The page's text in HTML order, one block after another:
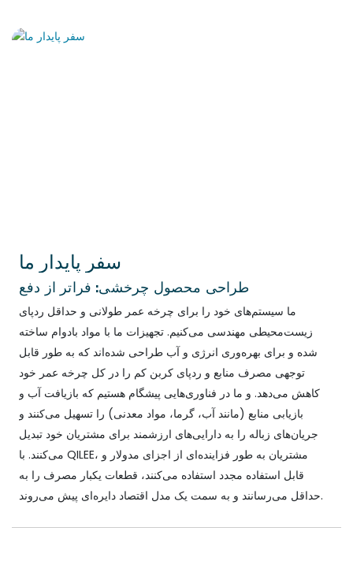
سفر پایدار ما
طراحی محصول چرخشی: فراتر از دفع
ما سیستم‌های خود را برای چرخه عمر طولانی و حداقل ردپای
زیست‌محیطی مهندسی می‌کنیم. تجهیزات ما با مواد بادوام ساخته
شده و برای بهره‌وری انرژی و آب طراحی شده‌اند که به طور قابل
توجهی مصرف منابع و ردپای کربن کم را در کل چرخه عمر خود
کاهش می‌دهد. و ما در فناوری‌هایی پیشگام هستیم که بازیافت آب و
بازیابی منابع (مانند آب، گرما، مواد معدنی) را تسهیل می‌کنند و
جریان‌های زباله را به دارایی‌های ارزشمند برای مشتریان خود تبدیل
می‌کنند. با QILEE، مشتریان به طور فزاینده‌ای از اجزای مدولار و
قابل استفاده مجدد استفاده می‌کنند، قطعات یکبار مصرف را به
حداقل می‌رسانند و به سمت یک مدل اقتصاد دایره‌ای پیش می‌روند.